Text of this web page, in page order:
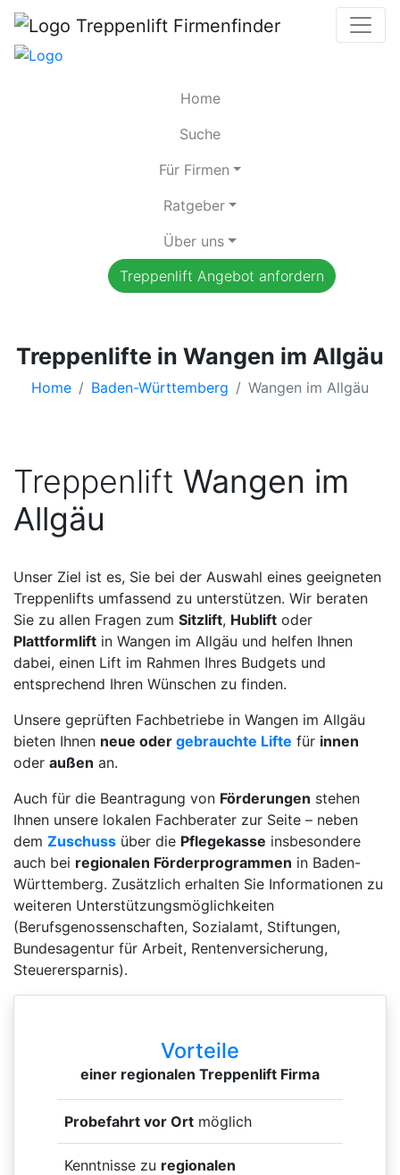
Home
Suche
Für Firmen
Ratgeber
Über uns
Treppenlift Angebot anfordern
Treppenlifte in Wangen im Allgäu
Home Baden-Württemberg Wangen im Allgäu
Treppenlift Wangen im
Allgäu
Unser Ziel ist es, Sie bei der Auswahl eines geeigneten
Treppenlifts umfassend zu unterstützen. Wir beraten
Sie zu allen Fragen zum Sitzlift, Hublift oder
Plattformlift in Wangen im Allgäu und helfen Ihnen
dabei, einen Lift im Rahmen Ihres Budgets und
entsprechend Ihren Wünschen zu finden.
Unsere geprüften Fachbetriebe in Wangen im Allgäu
bieten Ihnen neue oder gebrauchte Lifte für innen
oder außen an.
Auch für die Beantragung von Förderungen stehen
Ihnen unsere lokalen Fachberater zur Seite – neben
dem Zuschuss über die Pflegekasse insbesondere
auch bei regionalen Förderprogrammen in Baden-
Württemberg. Zusätzlich erhalten Sie Informationen zu
weiteren Unterstützungsmöglichkeiten
(Berufsgenossenschaften, Sozialamt, Stiftungen,
Bundesagentur für Arbeit, Rentenversicherung,
Steuerersparnis).
Vorteile
einer regionalen Treppenlift Firma
Probefahrt vor Ort möglich
Kenntnisse zu regionalen